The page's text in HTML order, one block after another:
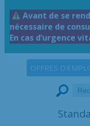
Avant de se
nécessaire de
En cas d’urgence
OFFRES